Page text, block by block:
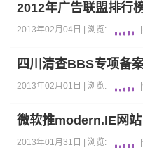
2012年广告联盟排行
2013年02月04日 | 浏览: |
四川清查BBS专项备
2013年02月01日 | 浏览: |
微软推modern.IE网
2013年01月31日 | 浏览: |